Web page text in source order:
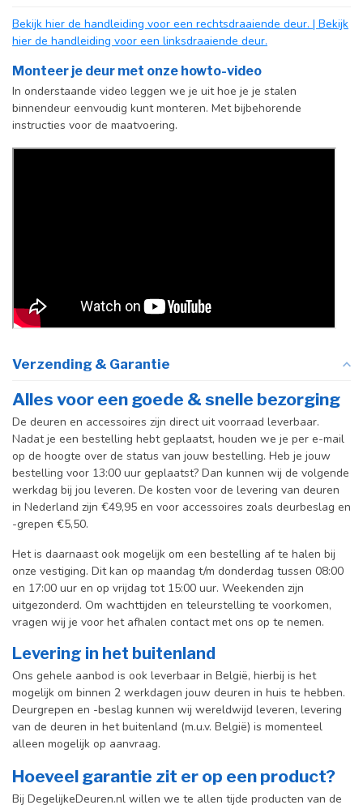
Incl. deurgreep
Afdekkap
vloerscharnier
(uitsluitend
taatsdeuren)
Incl. zwart kapje
Bekijk hier de handleiding voor een rechtsdraaiende deur. | Bekijk
hier de handleiding voor een linksdraaiende deur.
Monteer je deur met onze howto-video
In onderstaande video leggen we je uit hoe je je stalen
binnendeur eenvoudig kunt monteren. Met bijbehorende
instructies voor de maatvoering.
Verzending & Garantie
Alles voor een goede & snelle bezorging
De deuren en accessoires zijn direct uit voorraad leverbaar.
Nadat je een bestelling hebt geplaatst, houden we je per e-mail
op de hoogte over de status van jouw bestelling. Heb je jouw
bestelling voor 13:00 uur geplaatst? Dan kunnen wij de volgende
werkdag bij jou leveren. De kosten voor de levering van deuren
in Nederland zijn €49,95 en voor accessoires zoals deurbeslag en
-grepen €5,50.
Het is daarnaast ook mogelijk om een bestelling af te halen bij
onze vestiging. Dit kan op maandag t/m donderdag tussen 08:00
en 17:00 uur en op vrijdag tot 15:00 uur. Weekenden zijn
uitgezonderd. Om wachttijden en teleurstelling te voorkomen,
vragen wij je voor het afhalen contact met ons op te nemen.
Levering in het buitenland
Ons gehele aanbod is ook leverbaar in België, hierbij is het
mogelijk om binnen 2 werkdagen jouw deuren in huis te hebben.
Deurgrepen en -beslag kunnen wij wereldwijd leveren, levering
van de deuren in het buitenland (m.u.v. België) is momenteel
alleen mogelijk op aanvraag.
Hoeveel garantie zit er op een product?
Bij DegelijkeDeuren.nl willen we te allen tijde producten van de